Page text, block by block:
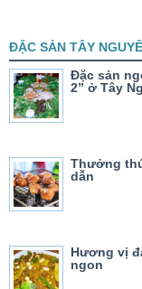
ĐẶC SẢN TÂY
Đặc sản
2” ở Tây
Thưởng
dẫn
Hương vị
ngon